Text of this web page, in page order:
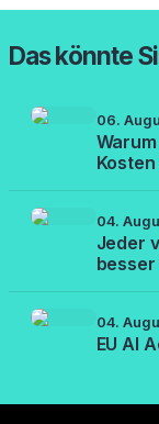
Das könnte
06.
04.
Jeder
04.
EU AI